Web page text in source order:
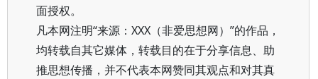
面授权。
凡本网注明“来源：XXX（非爱思想网）”的作品，
均转载自其它媒体，转载目的在于分享信息、助
推思想传播，并不代表本网赞同其观点和对其真